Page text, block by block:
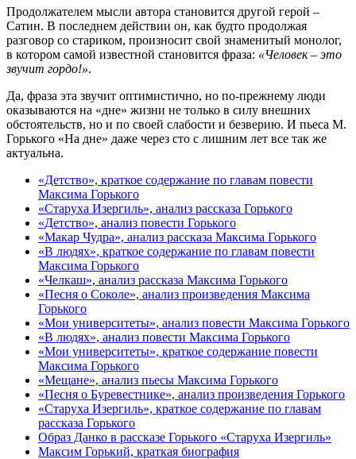
Продолжателем мысли автора становится другой герой –
Сатин. В последнем действии он, как будто продолжая
разговор со стариком, произносит свой знаменитый монолог,
в котором самой известной становится фраза: «Человек – это
звучит гордо!».
Да, фраза эта звучит оптимистично, но по-прежнему люди
оказываются на «дне» жизни не только в силу внешних
обстоятельств, но и по своей слабости и безверию. И пьеса М.
Горького «На дне» даже через сто с лишним лет все так же
актуальна.
«Детство», краткое содержание по главам повести
Максима Горького
«Старуха Изергиль», анализ рассказа Горького
«Детство», анализ повести Горького
«Макар Чудра», анализ рассказа Максима Горького
«В людях», краткое содержание по главам повести
Максима Горького
«Челкаш», анализ рассказа Максима Горького
«Песня о Соколе», анализ произведения Максима
Горького
«Мои университеты», анализ повести Максима Горького
«В людях», анализ повести Максима Горького
«Мои университеты», краткое содержание повести
Максима Горького
«Мещане», анализ пьесы Максима Горького
«Песня о Буревестнике», анализ произведения Горького
«Старуха Изергиль», краткое содержание по главам
рассказа Горького
Образ Данко в рассказе Горького «Старуха Изергиль»
Максим Горький, краткая биография